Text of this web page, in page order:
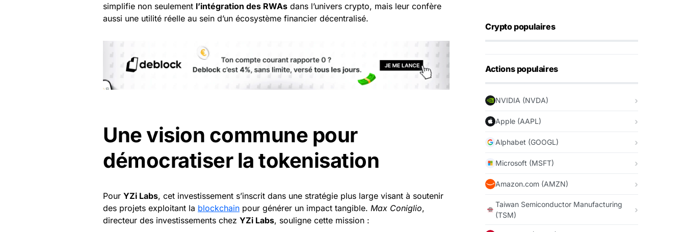
simplifie non seulement l’intégration des RWAs dans l’univers crypto, mais leur confère
aussi une utilité réelle au sein d’un écosystème financier décentralisé.
Une vision commune pour
démocratiser la tokenisation
Pour YZi Labs, cet investissement s’inscrit dans une stratégie plus large visant à soutenir
des projets exploitant la blockchain pour générer un impact tangible. Max Coniglio,
directeur des investissements chez YZi Labs, souligne cette mission :
Crypto populaires
Actions populaires
NVIDIA (NVDA)
Apple (AAPL)
Alphabet (GOOGL)
Microsoft (MSFT)
Amazon.com (AMZN)
Taiwan Semiconductor Manufacturing
(TSM)